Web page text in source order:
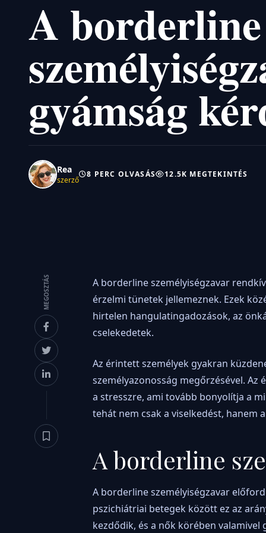
A borderline
gyámság
Rea
szerző
8 PERC OLVASÁS 12.5K MEGTEKINTÉS
MEGOSZTÁS
A borderline személyiségzavar
érzelmi tünetek jellemeznek. Ezek
hirtelen hangulatingadozások, az
cselekedetek.
Az érintett személyek gyakran
személyazonosság megőrzésével.
a stresszre, ami tovább bonyolítja a
tehát nem csak a viselkedést, hanem
A borderline
A borderline személyiségzavar
pszichiátriai betegek között ez az
kezdődik, és a nők körében